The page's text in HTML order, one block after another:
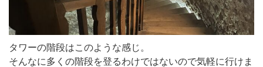
タワーの階段はこのような感じ。
そんなに多くの階段を登るわけではないので気軽に行けま